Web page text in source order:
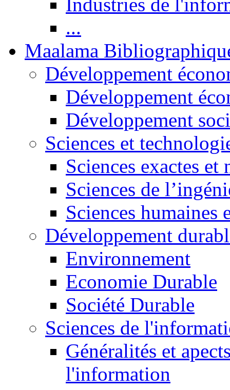
Industries de
...
Maalama
Développement
Développement
Développement
Sciences et
Sciences exactes et
Sciences de
Sciences humaines
Développement
Environnement
Economie Durable
Société Durable
Sciences de
Généralités et
l'information